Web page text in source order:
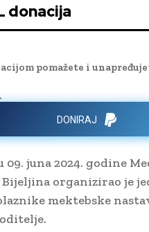
donacija
pomažete i
DONIRAJ
09. juna 2024. godine
Bijeljina organizirao je
mektebske